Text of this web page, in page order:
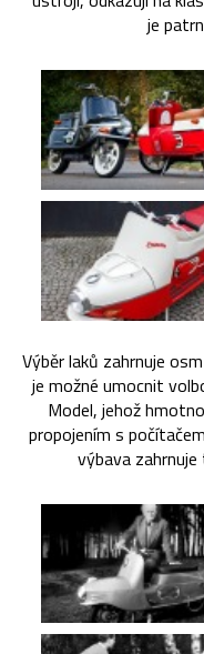
je
Výběr laků zahrnuje
je možné umocnit
Model, jehož
propojením s
výbava